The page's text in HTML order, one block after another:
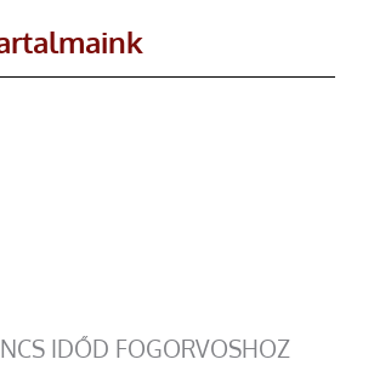
IDŐD FOGORVOSHOZ